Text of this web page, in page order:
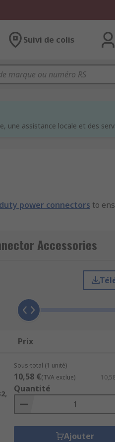
Suivi de colis
une assistance locale et des
power connectors to
for. A great example would
Another example is if
Accessories
Prix
Sous-total (1 unité)
10,58 €(TVA exclue)
Quantité
Ajouter